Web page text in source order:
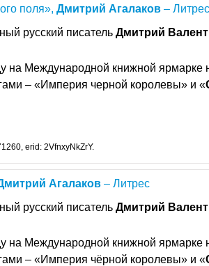
поля», Дмитрий Агалаков – Литрес
русский писатель Дмитрий
на Международной книжной ярмарке
– «Империя черной королевы» и «
erid: 2VfnxyNkZrY.
Агалаков – Литрес
русский писатель Дмитрий
на Международной книжной ярмарке
– «Империя чёрной королевы» и «